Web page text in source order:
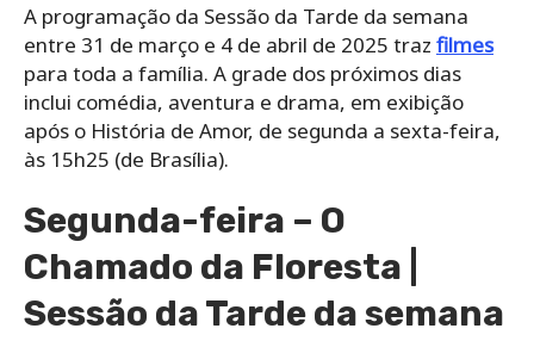
A programação da Sessão da Tarde da semana
entre 31 de março e 4 de abril de 2025 traz filmes
para toda a família. A grade dos próximos dias
inclui comédia, aventura e drama, em exibição
após o História de Amor, de segunda a sexta-feira,
às 15h25 (de Brasília).
Segunda-feira – O
Chamado da Floresta |
Sessão da Tarde da semana